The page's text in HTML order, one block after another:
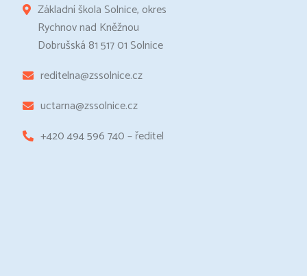
Základní škola Solnice, okres
Rychnov nad Kněžnou
Dobrušská 81 517 01 Solnice
reditelna@zssolnice.cz
uctarna@zssolnice.cz
+420 494 596 740 – ředitel